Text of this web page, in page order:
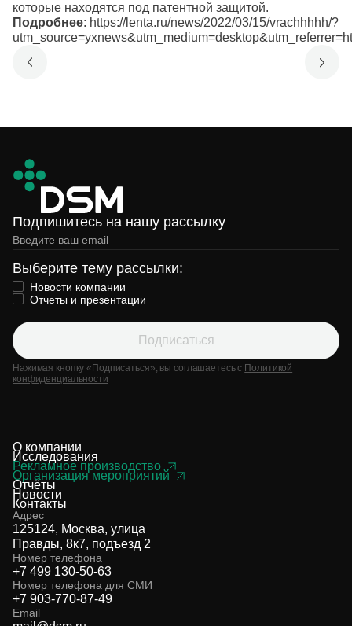
которые находятся под патентной защитой.
Подробнее: https://lenta.ru/news/2022/03/15/vrachhhhh/?
Подпишитесь на нашу рассылку
Выберите тему рассылки:
Новости компании
Отчеты и презентации
Подписаться
Нажимая кнопку «Подписаться», вы соглашаетесь с Политикой
конфиденциальности
О компании
Исследования
Рекламное производство
Организация мероприятий
Отчёты
Новости
Контакты
Адрес
125124, Москва, улица
Правды, 8к7, подъезд 2
Номер телефона
+7 499 130-50-63
Номер телефона для СМИ
+7 903-770-87-49
Email